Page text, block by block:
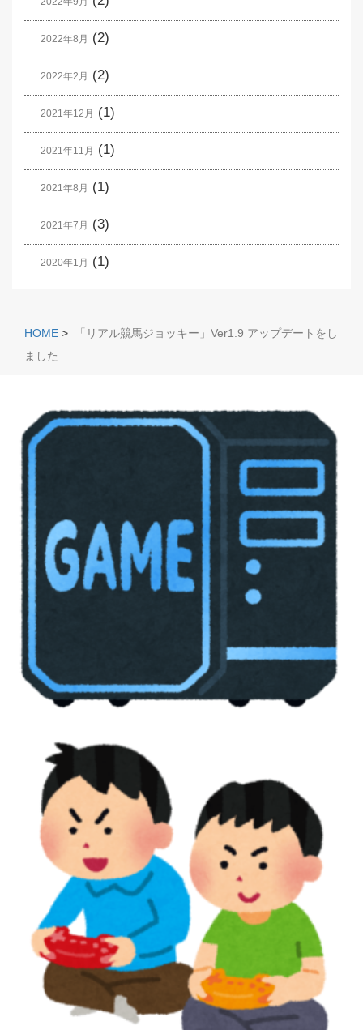
2022年8月 (2)
2022年2月 (2)
2021年12月 (1)
2021年11月 (1)
2021年8月 (1)
2021年7月 (3)
2020年1月 (1)
HOME >
「リアル競馬ジョッキー」Ver1.9 アップデートをし
ました